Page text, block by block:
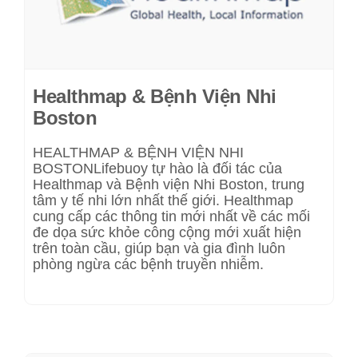
Healthmap & Bệnh Viện Nhi
Boston
HEALTHMAP & BỆNH VIỆN NHI
BOSTONLifebuoy tự hào là đối tác của
Healthmap và Bệnh viện Nhi Boston, trung
tâm y tế nhi lớn nhất thế giới. Healthmap
cung cấp các thông tin mới nhất về các mối
đe dọa sức khỏe công cộng mới xuất hiện
trên toàn cầu, giúp bạn và gia đình luôn
phòng ngừa các bệnh truyền nhiễm.